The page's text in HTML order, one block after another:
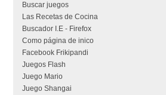
Buscar juegos
Las Recetas de Cocina
Buscador I.E - Firefox
Como página de inico
Facebook Frikipandi
Juegos Flash
Juego Mario
Juego Shangai